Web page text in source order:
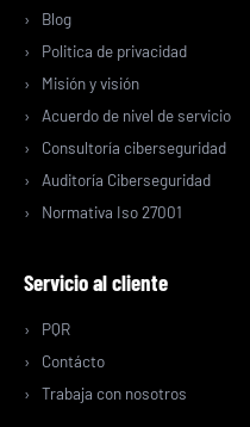
Blog
Politica de privacidad
Misión y visión
Acuerdo de nivel de servicio
Consultoría ciberseguridad
Auditoría Ciberseguridad
Normativa Iso 27001
Servicio al cliente
PQR
Contácto
Trabaja con nosotros